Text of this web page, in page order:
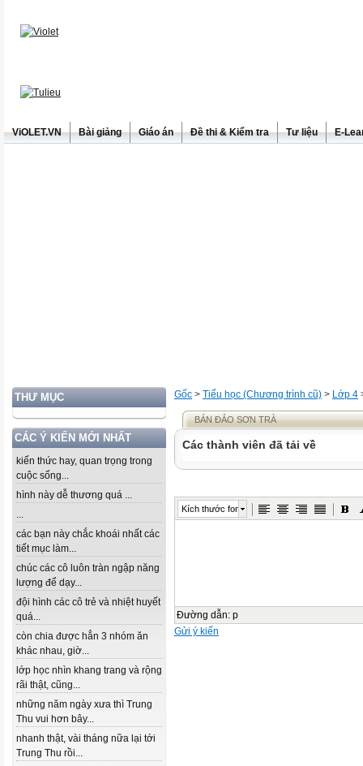
ViOLET.VN Bài giảng Giáo án Đề thi & Kiểm tra Tư liệu E-
THƯ MỤC
CÁC Ý KIẾN MỚI NHẤT
kiến thức hay, quan trọng trong
cuộc sống...
hình này dễ thương quá ...
...
các bạn này chắc khoái nhất các
tiết mục làm...
chúc các cô luôn tràn ngập năng
lượng để dạy...
đội hình các cô trẻ và nhiệt huyết
quá...
còn chia được hẳn 3 nhóm ăn
khác nhau, giờ...
lớp học nhìn khang trang và rộng
rãi thật, cũng...
những năm ngày xưa thì Trung
Thu vui hơn bây...
nhanh thật, vài tháng nữa lại tới
Trung Thu rồi...
Gốc > Tiểu học (Chương trình cũ) > Lớp 4
BÁN ĐẢO SƠN TRÀ
Các thành viên đã tải về
Kích thước font
Đường dẫn: p
Gửi ý kiến